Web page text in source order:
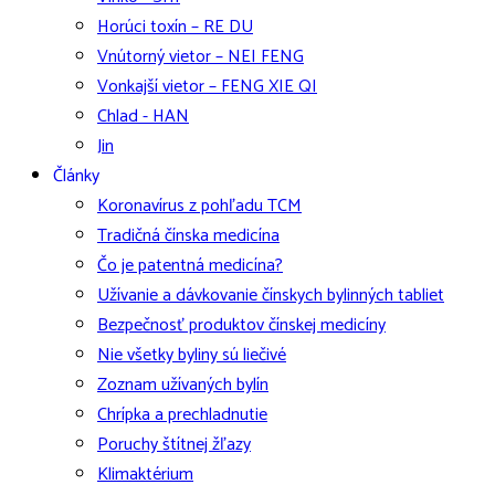
Horúci toxín – RE DU
Vnútorný vietor – NEI FENG
Vonkajší vietor – FENG XIE QI
Chlad - HAN
Jin
Články
Koronavírus z pohľadu TCM
Tradičná čínska medicína
Čo je patentná medicína?
Užívanie a dávkovanie čínskych bylinných tabliet
Bezpečnosť produktov čínskej medicíny
Nie všetky byliny sú liečivé
Zoznam užívaných bylín
Chrípka a prechladnutie
Poruchy štítnej žľazy
Klimaktérium